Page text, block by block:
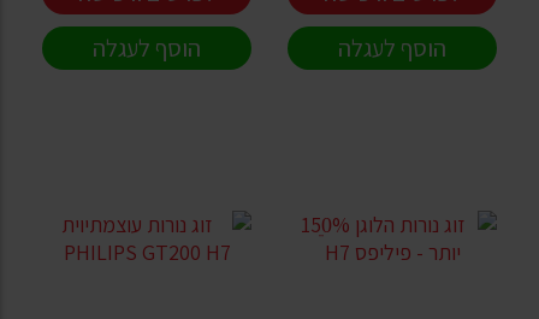
הוסף לעגלה
הוסף לעגלה